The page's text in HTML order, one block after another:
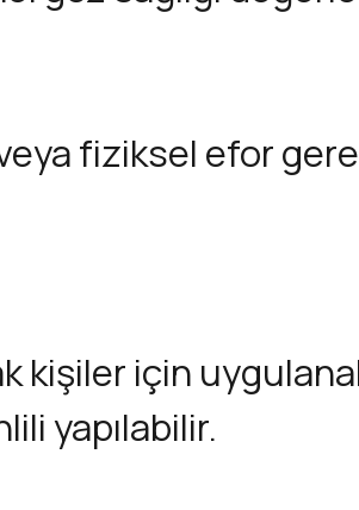
fiziksel efor
kişiler için
yapılabilir.